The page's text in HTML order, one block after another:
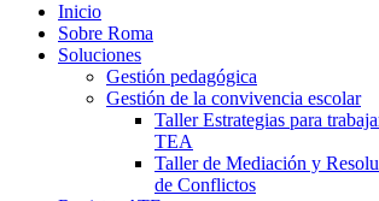
Inicio
Sobre Roma
Soluciones
Gestión pedagógica
Gestión de la convivencia escolar
Taller Estrategias para
TEA
Taller de Mediación y
de Conflictos